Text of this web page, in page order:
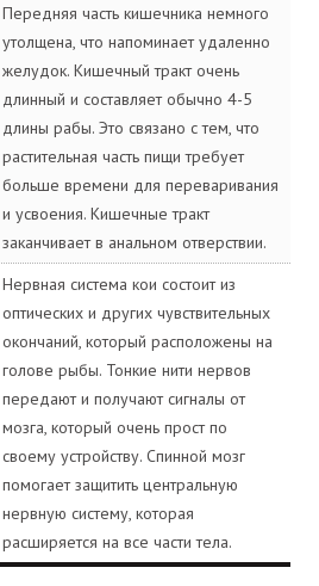
Передняя часть кишечника немного
утолщена, что напоминает удаленно
желудок. Кишечный тракт очень
длинный и составляет обычно 4-5
длины рабы. Это связано с тем, что
растительная часть пищи требует
больше времени для переваривания
и усвоения. Кишечные тракт
заканчивает в анальном отверствии.
Нервная система кои состоит из
оптических и других чувствительных
окончаний, который расположены на
голове рыбы. Тонкие нити нервов
передают и получают сигналы от
мозга, который очень прост по
своему устройству. Спинной мозг
помогает защитить центральную
нервную систему, которая
расширяется на все части тела.